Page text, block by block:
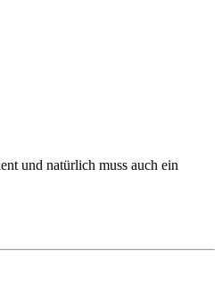
und natürlich muss auch ein